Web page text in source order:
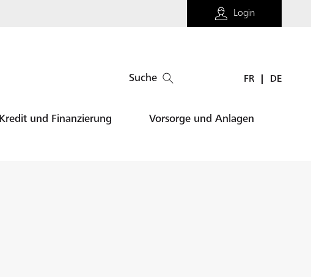
Login
Suche FR DE
Kredit und Finanzierung Vorsorge und Anlagen